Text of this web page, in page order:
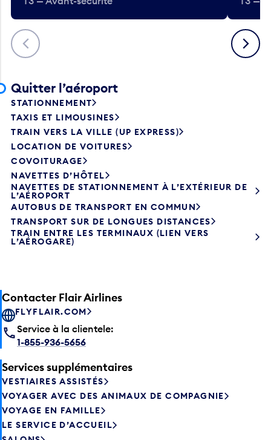
Précédent Suivant
Quitter l’aéroport
STATIONNEMENT
TAXIS ET LIMOUSINES
TRAIN VERS LA VILLE (UP EXPRESS)
LOCATION DE VOITURES
COVOITURAGE
NAVETTES D’HÔTEL
NAVETTES DE STATIONNEMENT À L’EXTÉRIEUR DE
L’AÉROPORT
AUTOBUS DE TRANSPORT EN COMMUN
TRANSPORT SUR DE LONGUES DISTANCES
TRAIN ENTRE LES TERMINAUX (LIEN VERS
L’AÉROGARE)
Contacter Flair Airlines
FLYFLAIR.COM
Service à la clientele:
1-855-936-5656
Services supplémentaires
VESTIAIRES ASSISTÉS
VOYAGER AVEC DES ANIMAUX DE COMPAGNIE
VOYAGE EN FAMILLE
LE SERVICE D’ACCUEIL